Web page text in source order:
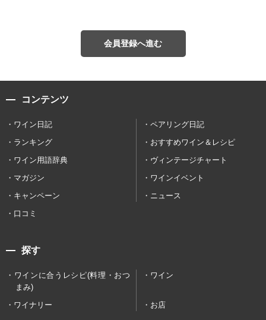
会員登録へ進む
コンテンツ
ワイン日記
ペアリング日記
ランキング
おすすめワイン＆レシピ
ワイン用語辞典
ヴィンテージチャート
マガジン
ワインイベント
キャンペーン
ニュース
口コミ
探す
ワインに合うレシピ(料理・おつ
まみ)
ワイン
ワイナリー お店